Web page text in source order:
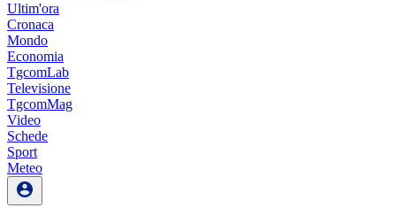
Ultim'ora
Cronaca
Mondo
Economia
TgcomLab
Televisione
TgcomMag
Video
Schede
Sport
Meteo